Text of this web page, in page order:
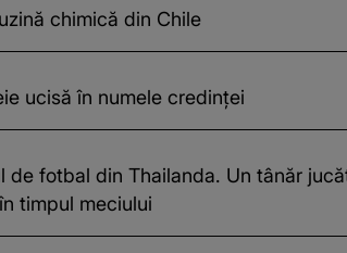
chimică din Chile
ucisă în numele credinței
de fotbal din Thailanda. Un tânăr
timpul meciului